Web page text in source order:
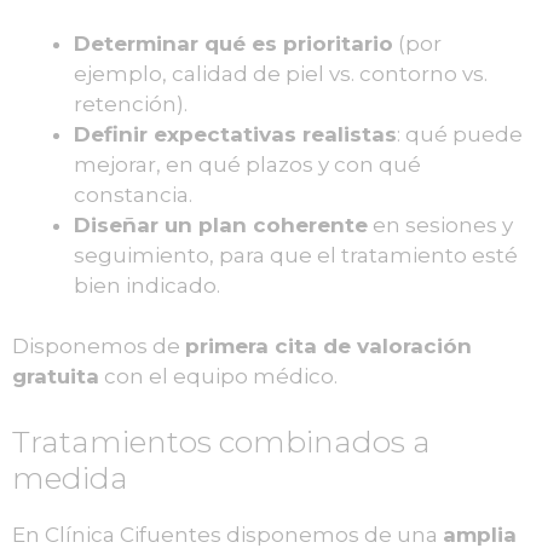
Determinar qué es prioritario (por
ejemplo, calidad de piel vs. contorno vs.
retención).
Definir expectativas realistas: qué puede
mejorar, en qué plazos y con qué
constancia.
Diseñar un plan coherente en sesiones y
seguimiento, para que el tratamiento esté
bien indicado.
Disponemos de primera cita de valoración
gratuita con el equipo médico.
Tratamientos combinados a
medida
En Clínica Cifuentes disponemos de una amplia